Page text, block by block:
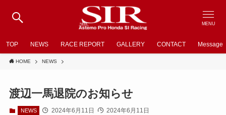
MENU
TOP NEWS RACE REPORT GALLERY CONTACT Message
HOME NEWS
渡辺一馬退院のお知らせ
NEWS 2024年6月11日 2024年6月11日